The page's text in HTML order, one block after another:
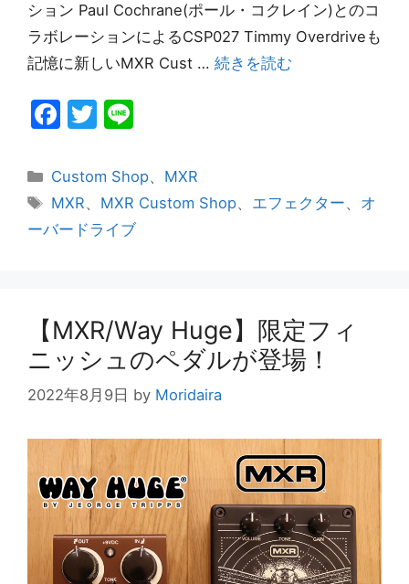
ション Paul Cochrane(ポール・コクレイン)とのコ
ラボレーションによるCSP027 Timmy Overdriveも
記憶に新しいMXR Cust … 続きを読む
F
c
e
b
k
T
itt
er
e
カ
テ
リ
Custom Shop、 MXR
タ
グ
MXR、 MXR Custom Shop、 エフェクター、 オ
ーバードライブ
【MXR/Way Huge】限定フィ
ニッシュのペダルが登場！
2022年8月9日 by Moridaira